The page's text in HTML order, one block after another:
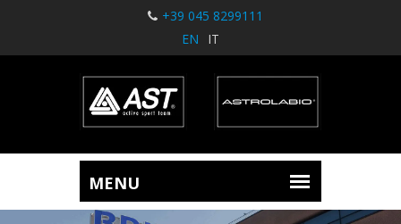
+39 045 8299111
EN
IT